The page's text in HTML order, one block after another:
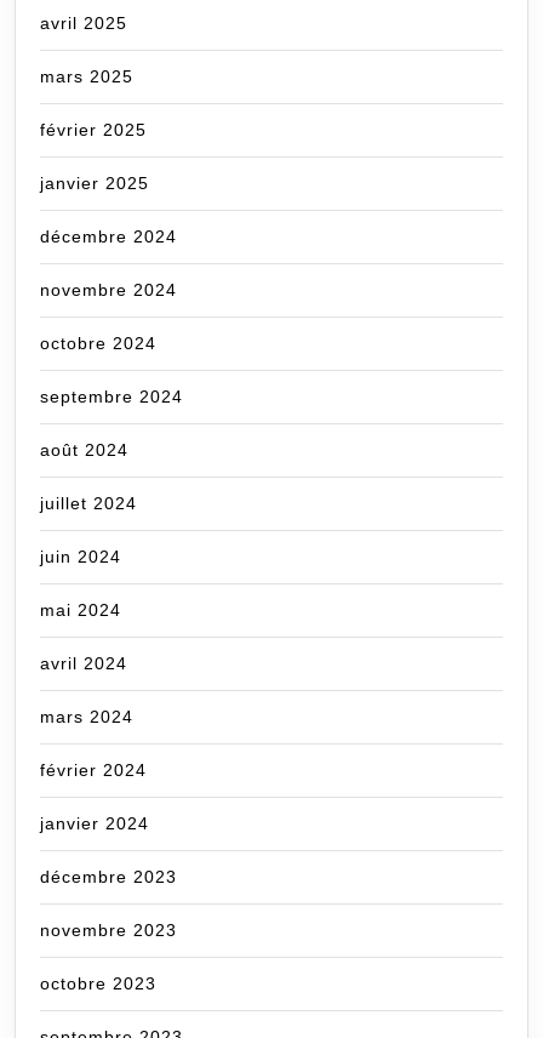
avril 2025
mars 2025
février 2025
janvier 2025
décembre 2024
novembre 2024
octobre 2024
septembre 2024
août 2024
juillet 2024
juin 2024
mai 2024
avril 2024
mars 2024
février 2024
janvier 2024
décembre 2023
novembre 2023
octobre 2023